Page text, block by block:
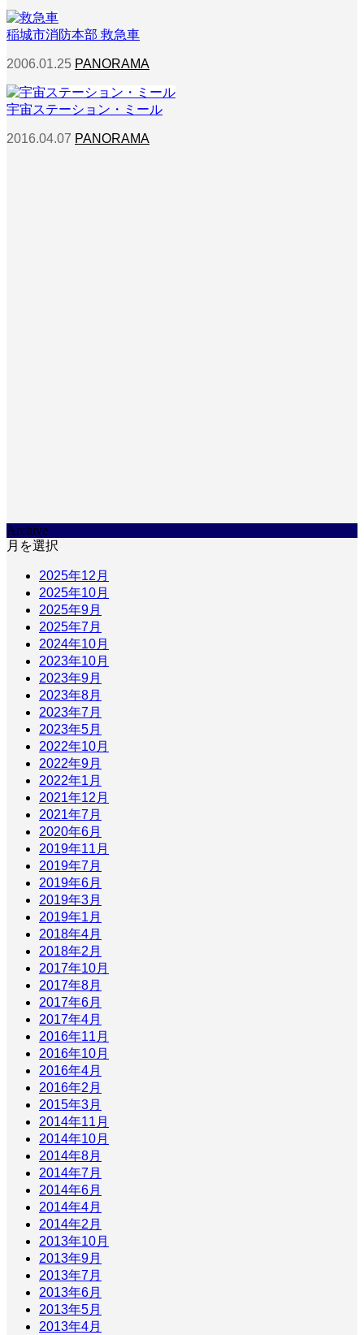
稲城市消防本部 救急車
2006.01.25 PANORAMA
宇宙ステーション・ミール
2016.04.07 PANORAMA
Archive
月を選択
2025年12月
2025年10月
2025年9月
2025年7月
2024年10月
2023年10月
2023年9月
2023年8月
2023年7月
2023年5月
2022年10月
2022年9月
2022年1月
2021年12月
2021年7月
2020年6月
2019年11月
2019年7月
2019年6月
2019年3月
2019年1月
2018年4月
2018年2月
2017年10月
2017年8月
2017年6月
2017年4月
2016年11月
2016年10月
2016年4月
2016年2月
2015年3月
2014年11月
2014年10月
2014年8月
2014年7月
2014年6月
2014年4月
2014年2月
2013年10月
2013年9月
2013年7月
2013年6月
2013年5月
2013年4月